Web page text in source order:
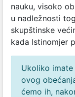
nauku, visoko
u nadležnosti
skupštinske
kada Istinomjer
Ukoliko
ovog
ćemo ih,